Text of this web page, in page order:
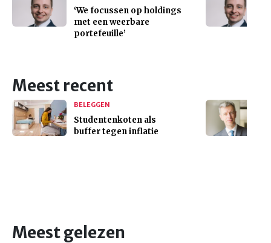
‘We focussen op holdings
met een weerbare
portefeuille’
Meest recent
BELEGGEN
Studentenkoten als
buffer tegen inflatie
Meest gelezen